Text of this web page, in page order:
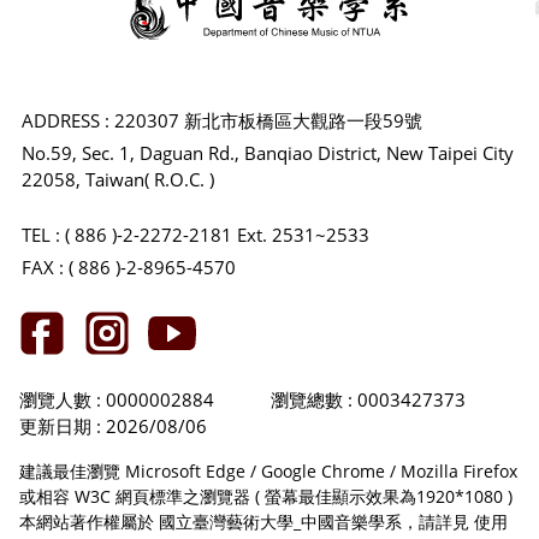
ADDRESS : 220307 新北市板橋區大觀路一段59號
No.59, Sec. 1, Daguan Rd., Banqiao District, New Taipei City
22058, Taiwan( R.O.C. )
TEL : ( 886 )-2-2272-2181 Ext. 2531~2533
FAX : ( 886 )-2-8965-4570
瀏覽人數 : 0000002884
瀏覽總數 : 0003427373
更新日期 : 2026/08/06
建議最佳瀏覽 Microsoft Edge / Google Chrome / Mozilla Firefox
或相容 W3C 網頁標準之瀏覽器 ( 螢幕最佳顯示效果為1920*1080 )
本網站著作權屬於 國立臺灣藝術大學_中國音樂學系，請詳見 使用